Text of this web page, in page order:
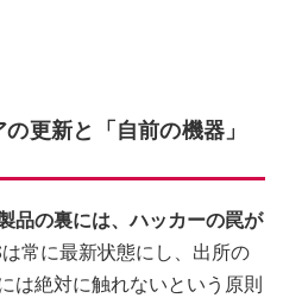
更新と「自前の機器」
品の裏には、ハッカーの罠が
常に最新状態にし、出所の
は絶対に触れないという原則